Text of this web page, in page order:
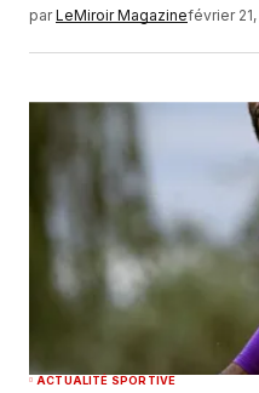
par LeMiroir Magazinefévrier
ACTUALITÉ SPORTIVE